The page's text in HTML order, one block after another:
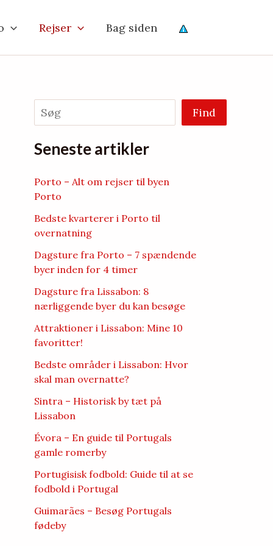
Rejser Bag siden
Søg Find
Seneste artikler
Porto – Alt om rejser til byen
Porto
Bedste kvarterer i Porto til
overnatning
Dagsture fra Porto – 7 spændende
byer inden for 4 timer
Dagsture fra Lissabon: 8
nærliggende byer du kan besøge
Attraktioner i Lissabon: Mine 10
favoritter!
Bedste områder i Lissabon: Hvor
skal man overnatte?
Sintra – Historisk by tæt på
Lissabon
Évora – En guide til Portugals
gamle romerby
Portugisisk fodbold: Guide til at se
fodbold i Portugal
Guimarães – Besøg Portugals
fødeby